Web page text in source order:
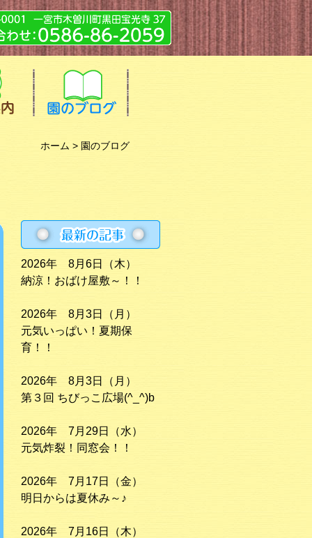
ホーム > 園のブログ
2026年 8月6日（木）
納涼！おばけ屋敷～！！
2026年 8月3日（月）
元気いっぱい！夏期保
育！！
2026年 8月3日（月）
第３回 ちびっこ広場(^_^)b
2026年 7月29日（水）
元気炸裂！同窓会！！
2026年 7月17日（金）
明日からは夏休み～♪
2026年 7月16日（木）